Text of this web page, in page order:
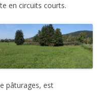
en circuits courts.
pâturages, est